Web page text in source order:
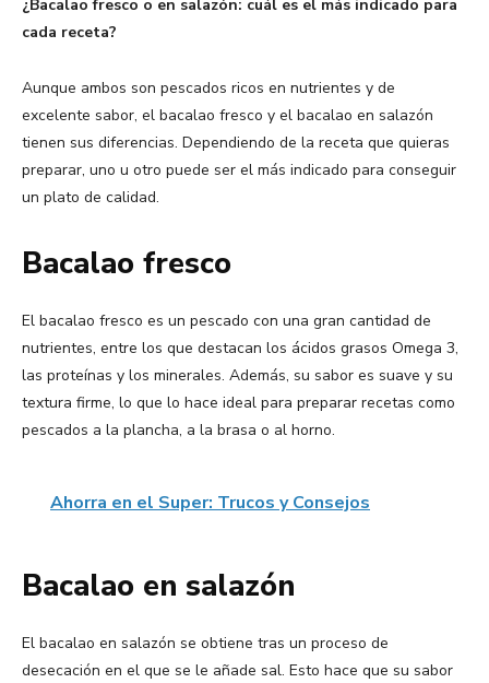
¿Bacalao fresco o en salazón: cuál es el más indicado para
cada receta?
Aunque ambos son pescados ricos en nutrientes y de
excelente sabor, el bacalao fresco y el bacalao en salazón
tienen sus diferencias. Dependiendo de la receta que quieras
preparar, uno u otro puede ser el más indicado para conseguir
un plato de calidad.
Bacalao fresco
El bacalao fresco es un pescado con una gran cantidad de
nutrientes, entre los que destacan los ácidos grasos Omega 3,
las proteínas y los minerales. Además, su sabor es suave y su
textura firme, lo que lo hace ideal para preparar recetas como
pescados a la plancha, a la brasa o al horno.
Ahorra en el Super: Trucos y Consejos
Bacalao en salazón
El bacalao en salazón se obtiene tras un proceso de
desecación en el que se le añade sal. Esto hace que su sabor